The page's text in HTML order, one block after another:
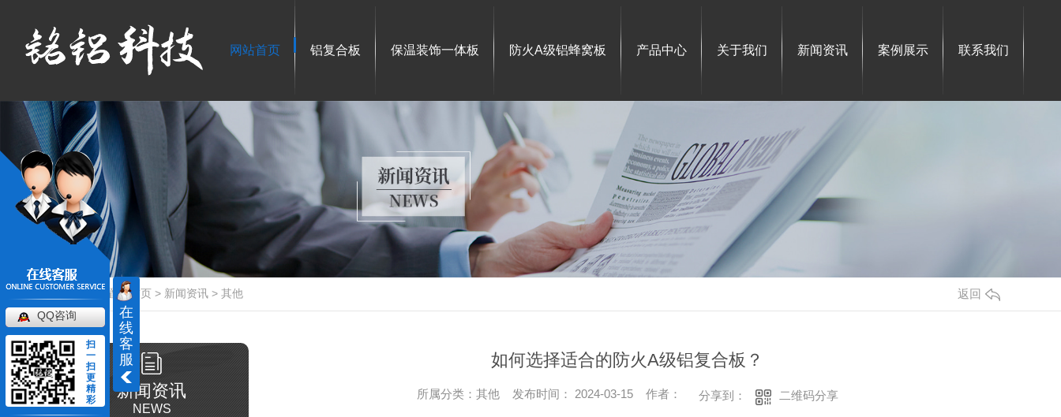
网站首页 铝复合板 保温装饰一体板 防火A级铝蜂窝板 产品中心 关于我们 新闻资讯 案例展示 联系我们
当前位置：首页 > 新闻资讯 > 其他 返回
新闻资讯
NEWS
如何选择适合的防火A级铝复合板？
所属分类：其他 发布时间： 2024-03-15 作者： 分享到： 二维码分享
在
线
客
服
QQ咨询
扫
一
扫
更
精
彩